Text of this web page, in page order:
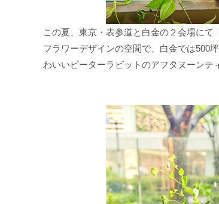
この夏、東京・表参道と白金の２会場に
フラワーデザインの空間で、白金では500
わいいピーターラビットのアフタヌーンテ